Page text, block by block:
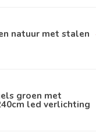
natuur met stalen
groen met
led verlichting